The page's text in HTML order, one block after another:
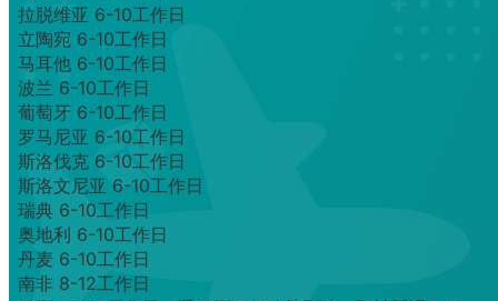
拉脱维亚 6-10工作日
立陶宛 6-10工作日
马耳他 6-10工作日
波兰 6-10工作日
葡萄牙 6-10工作日
罗马尼亚 6-10工作日
斯洛伐克 6-10工作日
斯洛文尼亚 6-10工作日
瑞典 6-10工作日
奥地利 6-10工作日
丹麦 6-10工作日
南非 8-12工作日